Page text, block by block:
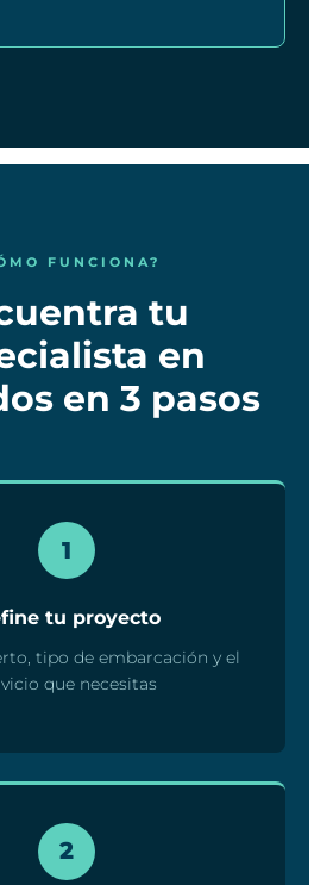
FUNCIONA?
tu
en
en 3 pasos
1
tu proyecto
tipo de embarcación y el
que necesitas
2